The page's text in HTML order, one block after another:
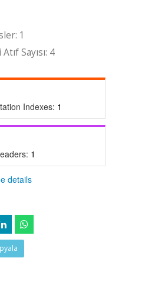
1
Sayısı: 4
Indexes: 1
1
details